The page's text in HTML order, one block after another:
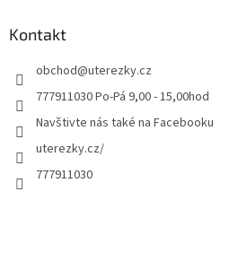
Kontakt
obchod@uterezky.cz
777911030 Po-Pá 9,00 - 15,00hod
Navštivte nás také na Facebooku
uterezky.cz/
777911030